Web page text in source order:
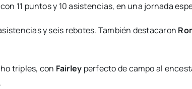
11 puntos y 10 asistencias, en una jornada
y seis rebotes. También destacaron
triples, con Fairley perfecto de campo al